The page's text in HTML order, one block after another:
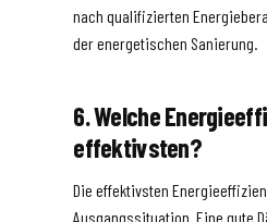
nach qualifizierten
der energetischen Sanierung.
6. Welche
effektivsten?
Die effektivsten
Ausgangssituation. Eine gute